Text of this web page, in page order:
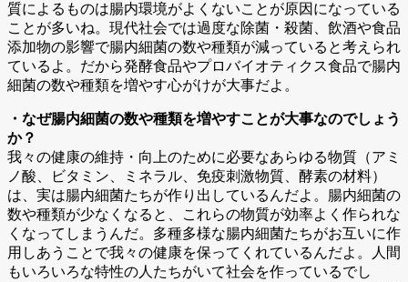
質によるものは腸内環境がよくないことが原因になっている
ことが多いね。現代社会では過度な除菌・殺菌、飲酒や食品
添加物の影響で腸内細菌の数や種類が減っていると考えられ
ているよ。だから発酵食品やプロバイオティクス食品で腸内
細菌の数や種類を増やす心がけが大事だよ。
・ なぜ腸内細菌の数や種類を増やすことが大事なのでしょう
か？
我々の健康の維持・向上のために必要なあらゆる物質（アミ
ノ酸、ビタミン、ミネラル、免疫刺激物質、酵素の材料）
は、実は腸内細菌たちが作り出しているんだよ。腸内細菌の
数や種類が少なくなると、これらの物質が効率よく作られな
くなってしまうんだ。多種多様な腸内細菌たちがお互いに作
用しあうことで我々の健康を保ってくれているんだよ。人間
もいろいろな特性の人たちがいて社会を作っているでし